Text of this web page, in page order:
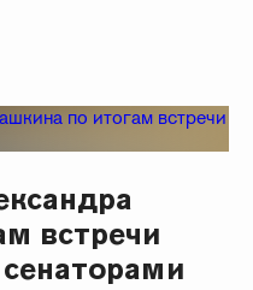
встречи